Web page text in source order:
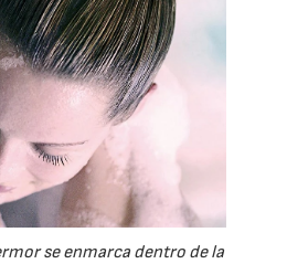
se enmarca dentro de la